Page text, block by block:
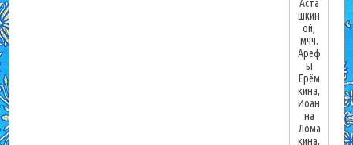
Аста
шкин
ой,
мчч.
Ареф
ы
Ерём
кина,
Иоан
на
Лома
кина,